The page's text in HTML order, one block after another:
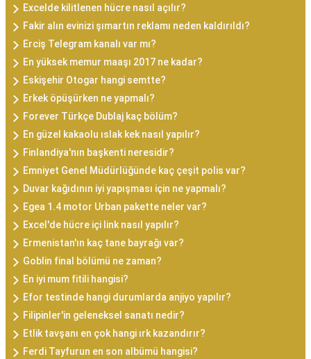
Excelde kilitlenen hücre nasıl açılır?
Fakir alın evinizi şımartın reklamı neden kaldırıldı?
Erciş Telegram kanalı var mı?
En yüksek memur maaşı 2017 ne kadar?
Eskişehir Otogar hangi semtte?
Erkek öpüşürken ne yapmalı?
Forever Türkçe Dublaj kaç bölüm?
En güzel kakaolu ıslak kek nasıl yapılır?
Finlandiya'nın başkenti neresidir?
Emniyet Genel Müdürlüğünde kaç çeşit polis var?
Duvar kağıdının iyi yapışması için ne yapmalı?
Egea 1.4 motor Urban pakette neler var?
Excel'de hücre içi link nasıl yapılır?
Ermenistan'ın kaç tane bayrağı var?
Goblin final bölümü ne zaman?
En iyi mum fitili hangisi?
Efor testinde hangi durumlarda anjiyo yapılır?
Filipinler'in geleneksel sanatı nedir?
Etlik tavşanı en çok hangi ırk kazandırır?
Ferdi Tayfurun en son albümü hangisi?